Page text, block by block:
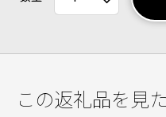
この返礼品を見